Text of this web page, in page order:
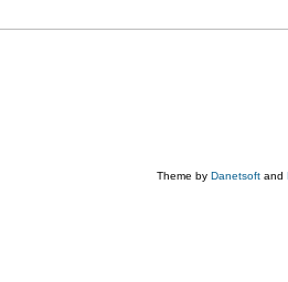
Theme by Danetsoft and